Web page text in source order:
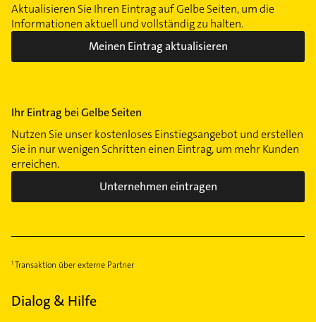
Aktualisieren Sie Ihren Eintrag auf Gelbe Seiten, um die
Informationen aktuell und vollständig zu halten.
Meinen Eintrag aktualisieren
Ihr Eintrag bei Gelbe Seiten
Nutzen Sie unser kostenloses Einstiegsangebot und erstellen
Sie in nur wenigen Schritten einen Eintrag, um mehr Kunden
erreichen.
Unternehmen eintragen
Transaktion über externe Partner
Dialog & Hilfe